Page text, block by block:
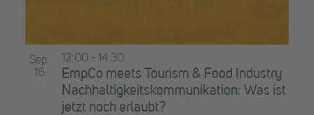
Sep.
16
EmpCo meets Tourism & Food Industry
Nachhaltigkeitskommunikation: Was ist
jetzt noch erlaubt?
12:00 - 14:30